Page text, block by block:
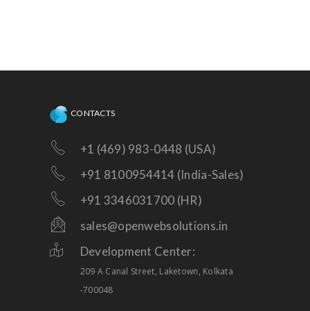
CONTACTS
+1 (469) 983-0448 (USA)
+91 8100954414 (India-Sales)
+91 3346031700 (HR)
sales@openwebsolutions.in
Development Center:
209 A Canal Street, Laketown, Kolkata
-700048